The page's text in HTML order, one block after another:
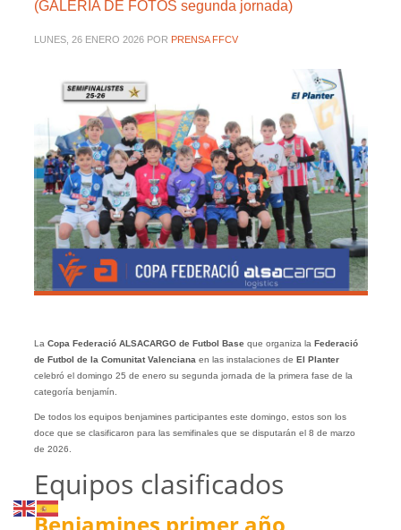
(GALERÍA DE FOTOS segunda jornada)
LUNES, 26 ENERO 2026 POR PRENSA FFCV
La Copa Federació ALSACARGO de Futbol Baseque organiza la Federació
de Futbol de la Comunitat Valenciana en las instalaciones de El Planter
celebró el domingo 25 de enero su segunda jornada de la primera fase de la
categoría benjamín.
De todos los equipos benjamines participantes este domingo, estos son los
doce que se clasificaron para las semifinales que se disputarán el 8 de marzo
de 2026.
Equipos clasificados